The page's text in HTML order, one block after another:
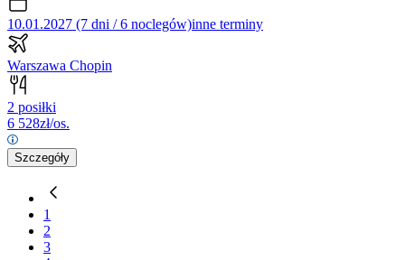
10.01.2027 (7 dni / 6 noclegów)inne terminy
Warszawa Chopin
2 posiłki
6 528zł/os.
Szczegóły
1
2
3